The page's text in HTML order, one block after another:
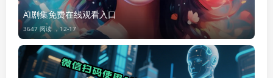
AI剧集免费在线观看入口
3647 阅读 ，12-17